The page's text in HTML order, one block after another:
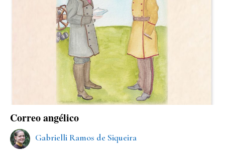
Correo angélico
Gabrielli Ramos de Siqueira